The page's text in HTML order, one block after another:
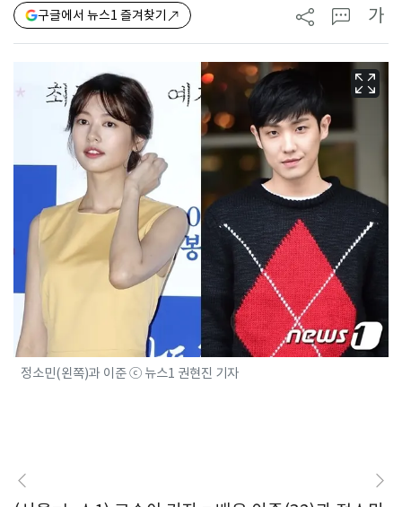
구글에서 뉴스1 즐겨찾기 가
정소민(왼쪽)과 이준 ⓒ 뉴스1 권현진 기자